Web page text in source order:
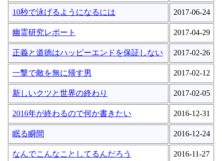
10秒で泳げるようになるには 2017-06-24
幽霊研究レポート 2017-04-29
正義と道徳はハッピーエンドを保証しない 2017-02-26
一撃で敵を無に帰す男 2017-02-12
新しいクツと世界の終わり 2017-02-05
2016年が終わるので何か書きたい 2016-12-31
眠る瞬間 2016-12-24
なんでこんなことしてるんだろう 2016-11-27